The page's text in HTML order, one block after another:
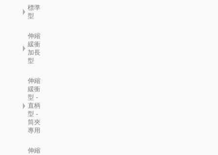
標準
型
伸縮
緩衝
加長
型
伸縮
緩衝
型 -
直柄
型 -
筒夾
專用
伸縮